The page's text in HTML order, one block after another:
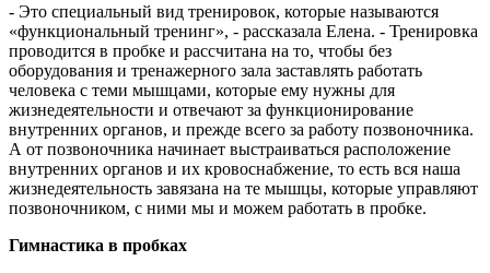
- Это специальный вид тренировок, которые называются
«функциональный тренинг», - рассказала Елена. - Тренировка
проводится в пробке и рассчитана на то, чтобы без
оборудования и тренажерного зала заставлять работать
человека с теми мышцами, которые ему нужны для
жизнедеятельности и отвечают за функционирование
внутренних органов, и прежде всего за работу позвоночника.
А от позвоночника начинает выстраиваться расположение
внутренних органов и их кровоснабжение, то есть вся наша
жизнедеятельность завязана на те мышцы, которые управляют
позвоночником, с ними мы и можем работать в пробке.
Гимнастика в пробках